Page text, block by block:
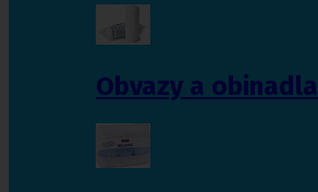
Obvazy a obinadla